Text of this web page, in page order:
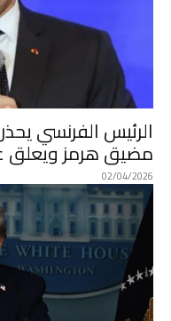
الرئيس الفرنسي
مضيق هرمز
02/04/2026